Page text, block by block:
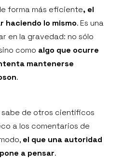
forma más eficiente, el
haciendo lo mismo. Es una
en la gravedad: no sólo
como algo que ocurre
mantenerse
.
sabe de otros científicos
a los comentarios de
el que una autoridad
a pensar.